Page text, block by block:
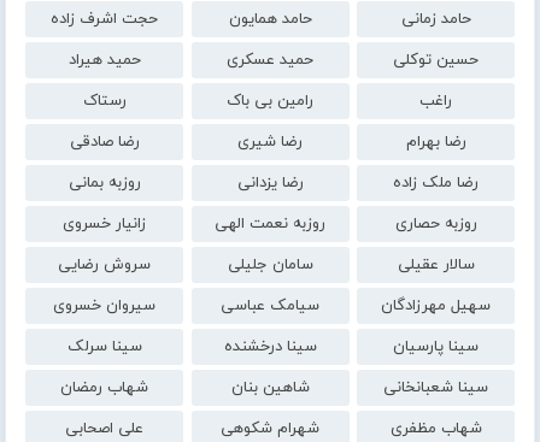
حامد زمانی
حامد همایون
حجت اشرف زاده
حسین توکلی
حمید عسکری
حمید هیراد
راغب
رامین بی باک
رستاک
رضا بهرام
رضا شیری
رضا صادقی
رضا ملک زاده
رضا یزدانی
روزبه بمانی
روزبه حصاری
روزبه نعمت الهی
زانیار خسروی
سالار عقیلی
سامان جلیلی
سروش رضایی
سهیل مهرزادگان
سیامک عباسی
سیروان خسروی
سینا پارسیان
سینا درخشنده
سینا سرلک
سینا شعبانخانی
شاهین بنان
شهاب رمضان
شهاب مظفری
شهرام شکوهی
علی اصحابی